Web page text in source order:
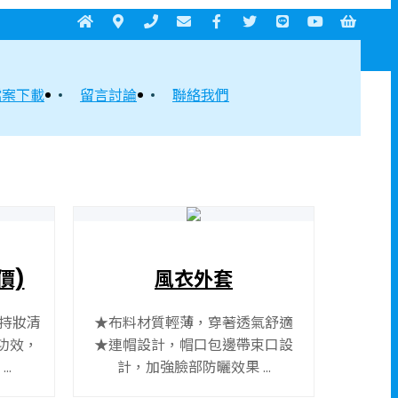
下載 留言討論 聯絡我們
)
妝清
效，
風衣外套
★布料材質輕薄，穿著透氣舒適
★連帽設計，帽口包邊帶束口設
計，加強臉部防曬效果 ...